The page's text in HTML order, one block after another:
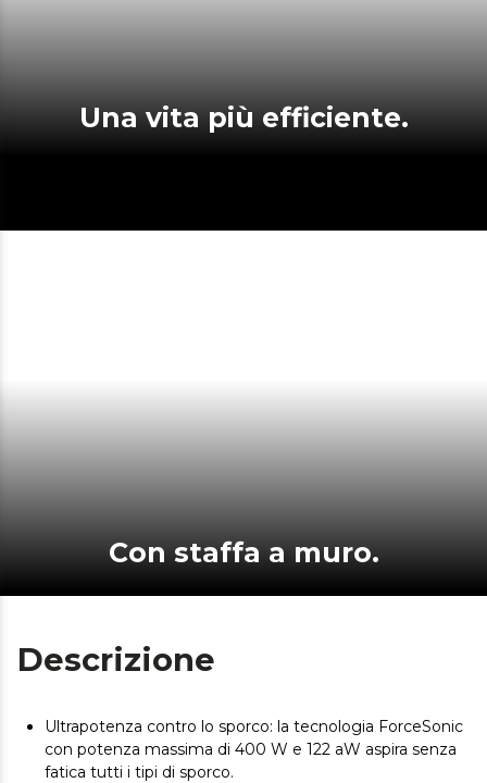
Una vita più efficiente.
Con staffa a muro.
Descrizione
Ultrapotenza contro lo sporco: la tecnologia ForceSonic
con potenza massima di 400 W e 122 aW aspira senza
fatica tutti i tipi di sporco.